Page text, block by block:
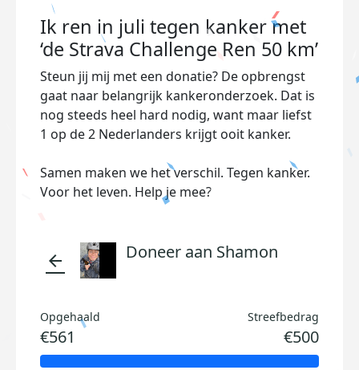
Ik ren in juli tegen kanker met
‘de Strava Challenge Ren 50 km’
Steun jij mij met een donatie? De opbrengst
gaat naar belangrijk kankeronderzoek. Dat is
nog steeds heel hard nodig, want maar liefst
1 op de 2 Nederlanders krijgt ooit kanker.
Samen maken we het verschil. Tegen kanker.
Voor het leven. Help je mee?
arrow_back Doneer aan Shamon
Opgehaald
€561
Streefbedrag
€500